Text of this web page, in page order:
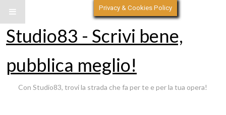
Studio83 - Scrivi bene,
pubblica meglio!
Con Studio83, trovi la strada che fa per te e per la tua opera!
Privacy & Cookies Policy